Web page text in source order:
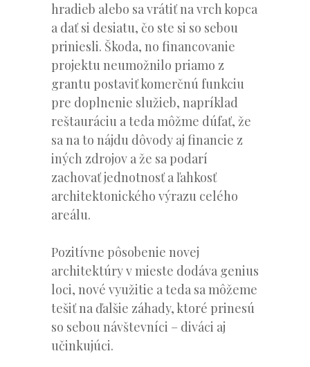
hradieb alebo sa vrátiť na vrch kopca
a dať si desiatu, čo ste si so sebou
priniesli. Škoda, no financovanie
projektu neumožnilo priamo z
grantu postaviť komerčnú funkciu
pre doplnenie služieb, napríklad
reštauráciu a teda môžme dúfať, že
sa na to nájdu dôvody aj financie z
iných zdrojov a že sa podarí
zachovať jednotnosť a ľahkosť
architektonického výrazu celého
areálu.
Pozitívne pôsobenie novej
architektúry v mieste dodáva genius
loci, nové využitie a teda sa môžeme
tešiť na ďalšie záhady, ktoré prinesú
so sebou návštevníci – diváci aj
učinkujúci.